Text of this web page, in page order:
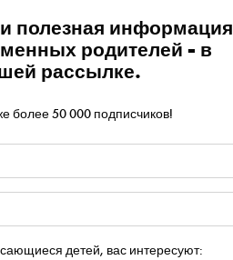
полезная информация
родителей - в
рассылке.
более 50 000 подписчиков!
детей, вас интересуют: